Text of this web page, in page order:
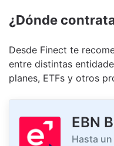
¿Dónde
Desde Finect te
entre distintas
planes, ETFs y otros
EBN
Hasta